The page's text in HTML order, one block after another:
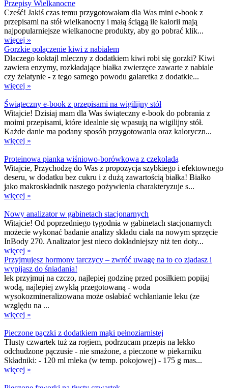
Przepisy Wielkanocne
Cześć! Jakiś czas temu przygotowałam dla Was mini e-book z
przepisami na stół wielkanocny i małą ściągą ile kalorii mają
najpopularniejsze wielkanocne produkty, aby go pobrać klik...
więcej »
Gorzkie połączenie kiwi z nabiałem
Dlaczego koktajl mleczny z dodatkiem kiwi robi się gorzki? Kiwi
zawiera enzymy, rozkładające białka zwierzęce zawarte z nabiale
czy żelatynie - z tego samego powodu galaretka z dodatkie...
więcej »
Świąteczny e-book z przepisami na wigilijny stół
Witajcie! Dzisiaj mam dla Was świąteczny e-book do pobrania z
moimi przepisami, które idealnie się wpasują na wigilijny stół.
Każde danie ma podany sposób przygotowania oraz kaloryczn...
więcej »
Proteinowa pianka wiśniowo-borówkowa z czekoladą
Witajcie, Przychodzę do Was z propozycja szybkiego i efektownego
deseru, w dodatku bez cukru i z dużą zawartością białka! Białko
jako makroskładnik naszego pożywienia charakteryzuje s...
więcej »
Nowy analizator w gabinetach stacjonarnych
Witajcie! Od poprzedniego tygodnia w gabinetach stacjonarnych
możecie wykonać badanie analizy składu ciała na nowym sprzęcie
InBody 270. Analizator jest nieco dokładniejszy niż ten doty...
więcej »
Przyjmujesz hormony tarczycy – zwróć uwagę na to co zjadasz i
wypijasz do śniadania!
lek przyjmuj na czczo, najlepiej godzinę przed posiłkiem popijaj
wodą, najlepiej zwykłą przegotowaną - woda
wysokozmineralizowana może osłabiać wchłanianie leku (ze
względu na ...
więcej »
Pieczone pączki z dodatkiem mąki pełnoziarnistej
Tłusty czwartek tuż za rogiem, podrzucam przepis na lekko
odchudzone pączusie - nie smażone, a pieczone w piekarniku
Składniki: - 120 ml mleka (w temp. pokojowej) - 175 g mas...
więcej »